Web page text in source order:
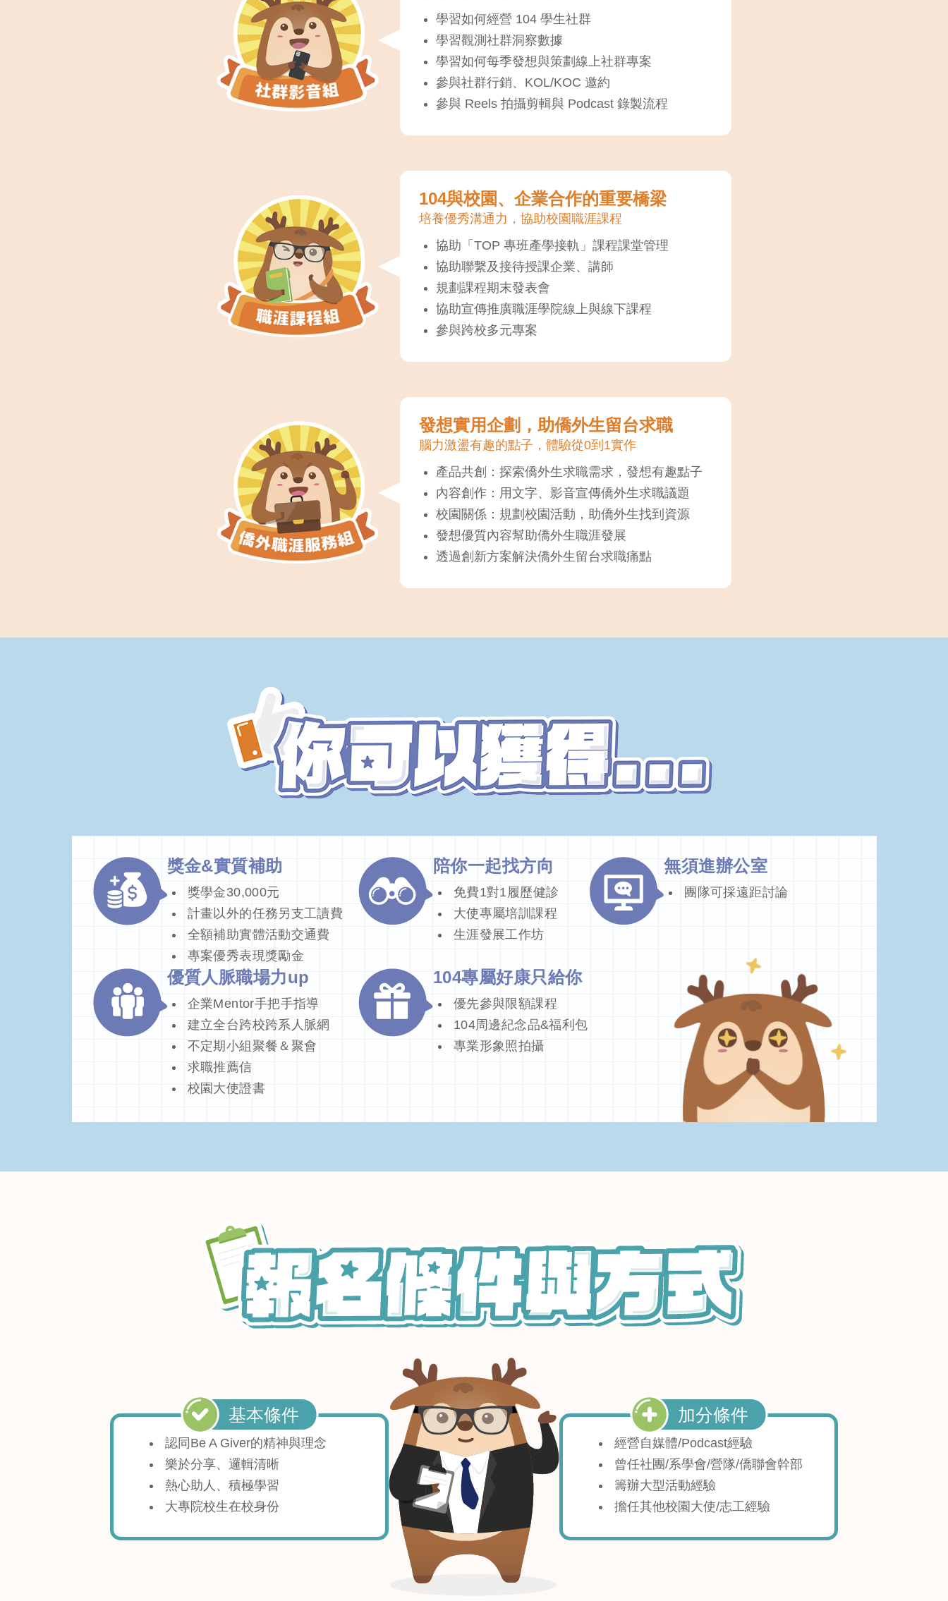
學習如何經營 104 學生社群
學習觀測社群洞察數據
學習如何每季發想與策劃線上社群專案
參與社群行銷、KOL/KOC 邀約
參與 Reels 拍攝剪輯與 Podcast 錄製流程
104與校園、企業合作的重要橋梁
培養優秀溝通力，協助校園職涯課程
協助「TOP 專班產學接軌」課程課堂管理
協助聯繫及接待授課企業、講師
規劃課程期末發表會
協助宣傳推廣職涯學院線上與線下課程
參與跨校多元專案
發想實用企劃，助僑外生留台求職
腦力激盪有趣的點子，體驗從0到1實作
產品共創：探索僑外生求職需求，發想有趣點子
內容創作：用文字、影音宣傳僑外生求職議題
校園關係：規劃校園活動，助僑外生找到資源
發想優質內容幫助僑外生職涯發展
透過創新方案解決僑外生留台求職痛點
獎金&實質補助
獎學金30,000元
計畫以外的任務另支工讀費
全額補助實體活動交通費
專案優秀表現獎勵金
陪你一起找方向
免費1對1履歷健診
大使專屬培訓課程
生涯發展工作坊
無須進辦公室
團隊可採遠距討論
優質人脈職場力up
企業Mentor手把手指導
建立全台跨校跨系人脈網
不定期小組聚餐＆聚會
求職推薦信
校園大使證書
104專屬好康只給你
優先參與限額課程
104周邊紀念品&福利包
專業形象照拍攝
認同Be A Giver的精神與理念
樂於分享、邏輯清晰
熱心助人、積極學習
大專院校生在校身份
經營自媒體/Podcast經驗
曾任社團/系學會/營隊/僑聯會幹部
籌辦大型活動經驗
擔任其他校園大使/志工經驗